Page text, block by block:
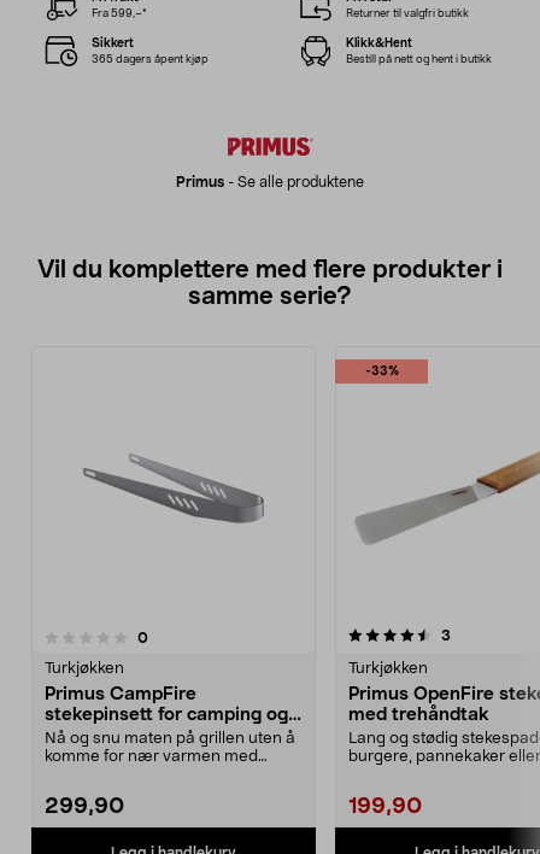
Primus - Se alle produktene
Fra 599,–* Returner til valgfri butikk
Sikkert
365 dagers åpent kjøp
Klikk&Hent
Bestill på nett og hent i butikk
Vil du komplettere med flere produkter i
samme serie?
0anmeldelser
Turkjøkken
Primus CampFire
stekepinsett for camping og
grill, 275 mm
Nå og snu maten på grillen uten å
komme for nær varmen med
299,90
-33%
4.5av 5 stjerner 3
Turkjøkken
Primus OpenFire
med trehåndtak
Lang og stødig
burgere, pannekaker
199,90